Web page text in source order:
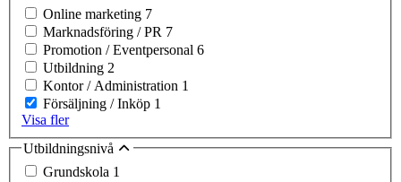
Online marketing 7
Marknadsföring / PR 7
Promotion / Eventpersonal 6
Utbildning 2
Kontor / Administration 1
Försäljning / Inköp 1
Visa fler
Utbildningsnivå
Grundskola 1